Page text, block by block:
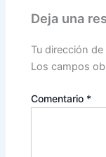
Deja una
Tu dirección
Los campos
Comentario *